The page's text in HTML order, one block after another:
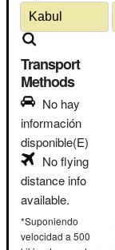
Transport
Methods
No hay
información
disponible(E)
No flying
distance info
available.
*Suponiendo
velocidad a 500